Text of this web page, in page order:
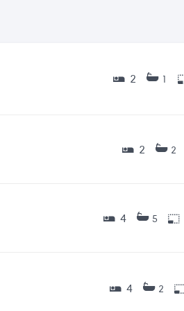
2 1
2 2
4 5
4 2